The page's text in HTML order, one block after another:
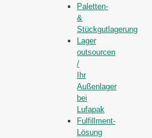
Paletten-
&
Stückgutlagerung
Lager
outsourcen
/
Ihr
Außenlager
bei
Lufapak
Fulfillment-
Lösung